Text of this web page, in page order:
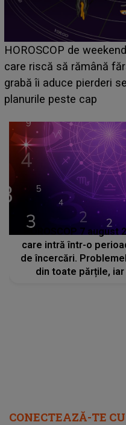
Emanuel a ținut ACEST
acum! În fața
face o MĂRTURISIRE
sa: "I-am spus și ei în
HOROSCOP 7 august
care intră într-o
de încercări.
din toate părțile,
CONECTEAZĂ-TE